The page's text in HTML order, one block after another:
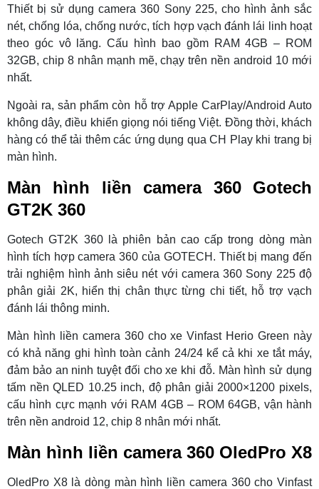
Thiết bị sử dụng camera 360 Sony 225, cho hình ảnh sắc
nét, chống lóa, chống nước, tích hợp vạch đánh lái linh hoạt
theo góc vô lăng. Cấu hình bao gồm RAM 4GB – ROM
32GB, chip 8 nhân mạnh mẽ, chạy trên nền android 10 mới
nhất.
Ngoài ra, sản phẩm còn hỗ trợ Apple CarPlay/Android Auto
không dây, điều khiển giọng nói tiếng Việt. Đồng thời, khách
hàng có thể tải thêm các ứng dụng qua CH Play khi trang bị
màn hình.
Màn hình liền camera 360 Gotech
GT2K 360
Gotech GT2K 360 là phiên bản cao cấp trong dòng màn
hình tích hợp camera 360 của GOTECH. Thiết bị mang đến
trải nghiệm hình ảnh siêu nét với camera 360 Sony 225 độ
phân giải 2K, hiển thị chân thực từng chi tiết, hỗ trợ vạch
đánh lái thông minh.
Màn hình liền camera 360 cho xe Vinfast Herio Green này
có khả năng ghi hình toàn cảnh 24/24 kể cả khi xe tắt máy,
đảm bảo an ninh tuyệt đối cho xe khi đỗ. Màn hình sử dụng
tấm nền QLED 10.25 inch, độ phân giải 2000×1200 pixels,
cấu hình cực mạnh với RAM 4GB – ROM 64GB, vận hành
trên nền android 12, chip 8 nhân mới nhất.
Màn hình liền camera 360 OledPro X8
OledPro X8 là dòng màn hình liền camera 360 cho Vinfast